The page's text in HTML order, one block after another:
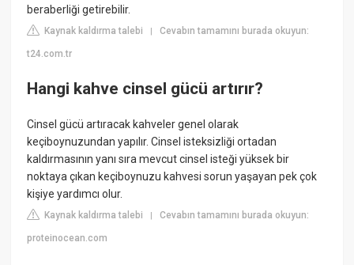
beraberliği getirebilir.
Kaynak kaldırma talebi |Cevabın tamamını burada okuyun:
t24.com.tr
Hangi kahve cinsel gücü artırır?
Cinsel gücü artıracak kahveler genel olarak
keçiboynuzundan yapılır. Cinsel isteksizliği ortadan
kaldırmasının yanı sıra mevcut cinsel isteği yüksek bir
noktaya çıkan keçiboynuzu kahvesi sorun yaşayan pek çok
kişiye yardımcı olur.
Kaynak kaldırma talebi |Cevabın tamamını burada okuyun:
proteinocean.com